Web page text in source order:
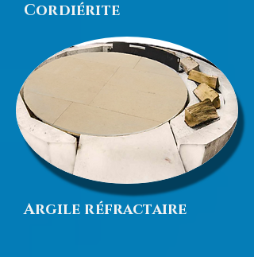
Cordiérite
Argile réfractaire